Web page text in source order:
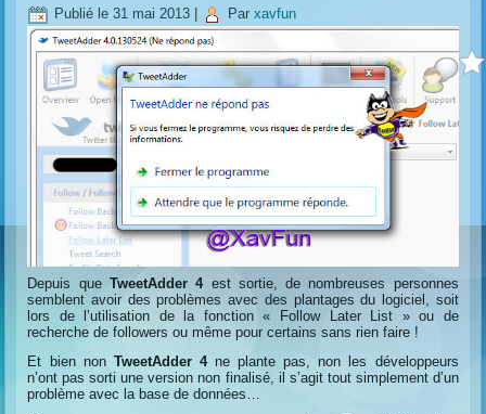
Publié le 31 mai 2013 Par xavfun
Depuis que TweetAdder 4est sortie, de nombreuses personnes
semblent avoir des problèmes avec des plantages du logiciel, soit
lors de l’utilisation de la fonction « Follow Later List » ou de
recherche de followers ou même pour certains sans rien faire !
Et bien non TweetAdder 4ne plante pas, non les développeurs
n’ont pas sorti une version non finalisé, il s’agit tout simplement d’un
problème avec la base de données…